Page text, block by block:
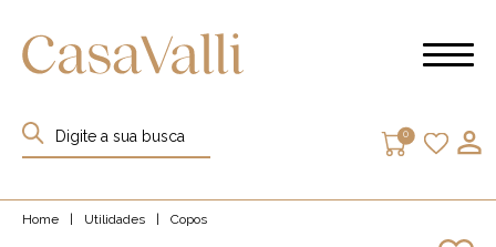
0
Home Utilidades Copos